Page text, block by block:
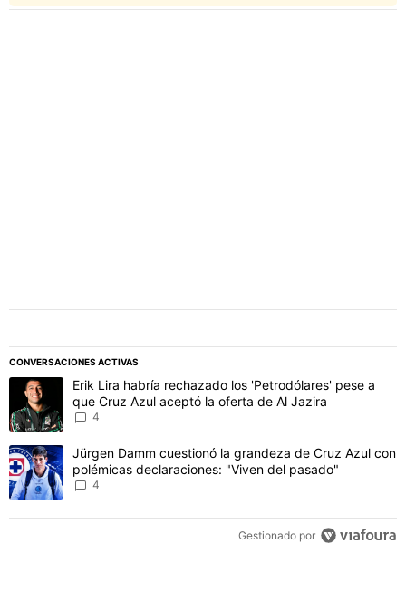
CONVERSACIONES ACTIVAS
Este listado muestra los artículos con más comentarios en los
Un artículo de tendencia con el título "Erik Lira habría rechazado
Erik Lira habría rechazado los 'Petrodólares' pese a
que Cruz Azul aceptó la oferta de Al Jazira
4
Un artículo de tendencia con el título "Jürgen Damm cuestionó la
Jürgen Damm cuestionó la grandeza de Cruz Azul con
polémicas declaraciones: "Viven del pasado"
4
Gestionado por